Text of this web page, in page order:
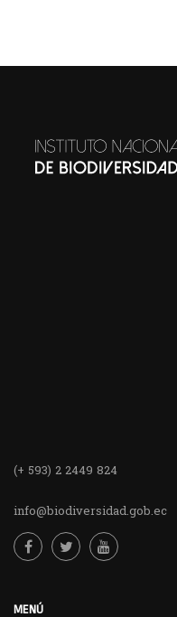
(+ 593) 2 2449 824
info@biodiversidad.gob.ec
MENÚ